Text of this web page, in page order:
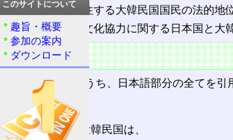
日本国に居住する大韓民国国民の法的
文化財及び文化協力に関する日本国と大
条文
以下に、条文のうち、日本語部分の全てを
(前文)
日本国及び大韓民国は、
このサイトについて
趣旨・概要
参加の案内
ダウンロード